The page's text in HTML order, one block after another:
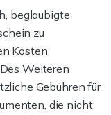
beglaubigte
zu
Kosten
Weiteren
Gebühren für
die nicht